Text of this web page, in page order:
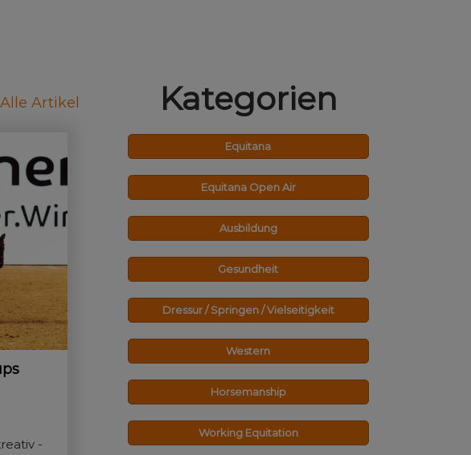
Alle Artikel
-
Kategorien
Equitana
Equitana Open Air
Ausbildung
Gesundheit
Dressur / Springen / Vielseitigkeit
Western
Horsemanship
Working Equitation